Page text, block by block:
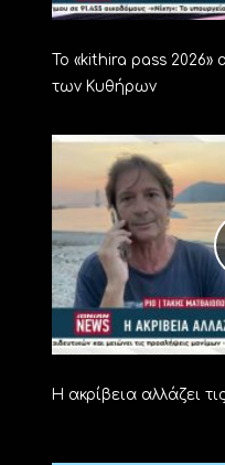
Το «kithira pass 2026»
των Κυθήρων
Η ακρίβεια αλλάζει